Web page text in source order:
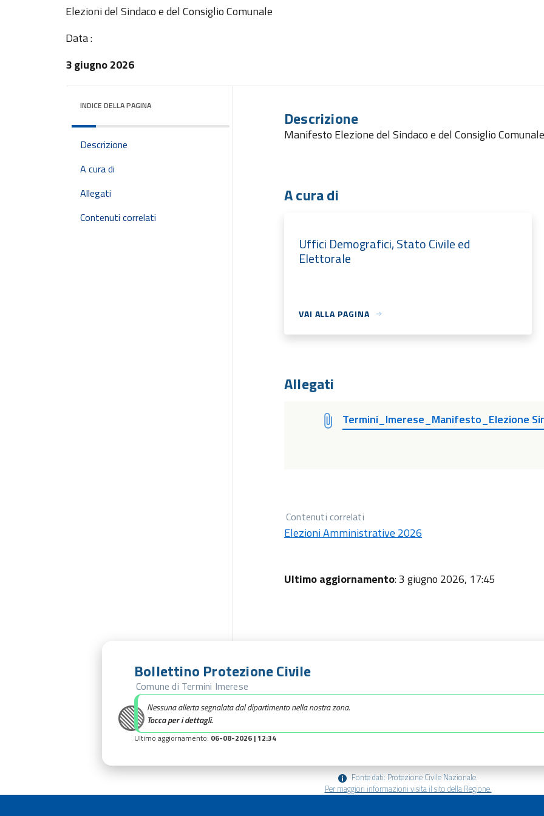
Elezioni del Sindaco e del Consiglio Comunale
Data :
3 giugno 2026
INDICE DELLA PAGINA
Descrizione
A cura di
Allegati
Contenuti correlati
Descrizione
Manifesto Elezione del Sindaco e del Consiglio
A cura di
Uffici Demografici, Stato Civile ed
Elettorale
VAI ALLA PAGINA
Allegati
Termini_Imerese_Manifesto_Elezione
Contenuti correlati
Elezioni Amministrative 2026
Ultimo aggiornamento: 3 giugno 2026, 17:45
🟢
Bollettino Protezione Civile
Comune di Termini Imerese
Nessuna allerta segnalata dal dipartimento nella nostra zona.
Tocca per i dettagli.
Ultimo aggiornamento: 06-08-2026 | 12:34
Fonte dati: Protezione Civile Nazionale.
Per maggiori informazioni visita il sito della Regione.